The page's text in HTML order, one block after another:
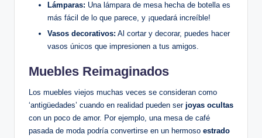
Lámparas: Una lámpara de mesa hecha de botella es
más fácil de lo que parece, y ¡quedará increíble!
Vasos decorativos: Al cortar y decorar, puedes hacer
vasos únicos que impresionen a tus amigos.
Muebles Reimaginados
Los muebles viejos muchas veces se consideran como
‘antigüedades’ cuando en realidad pueden ser joyas ocultas
con un poco de amor. Por ejemplo, una mesa de café
pasada de moda podría convertirse en un hermoso estrado